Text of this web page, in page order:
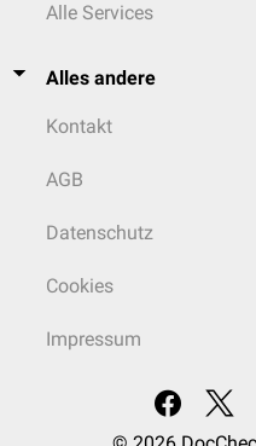
Alle Services
Alles andere
Kontakt
AGB
Datenschutz
Cookies
Impressum